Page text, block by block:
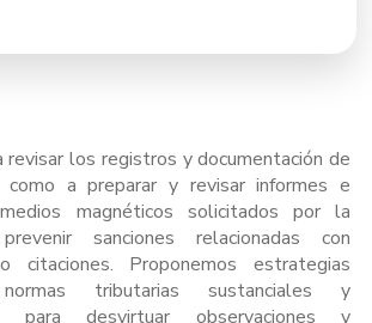
revisar los registros y documentación de
a preparar y revisar informes e
magnéticos solicitados por la
sanciones relacionadas con
citaciones. Proponemos estrategias
tributarias sustanciales y
para desvirtuar observaciones y